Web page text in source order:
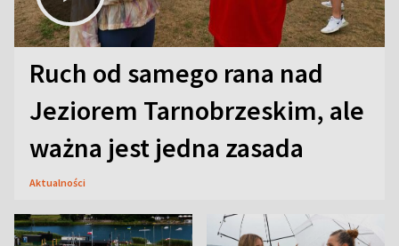
Ruch od samego rana nad
Jeziorem Tarnobrzeskim, ale
ważna jest jedna zasada
Aktualności